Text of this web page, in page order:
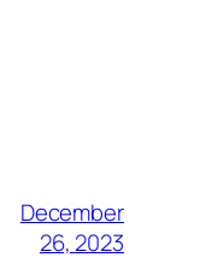
December
26, 2023